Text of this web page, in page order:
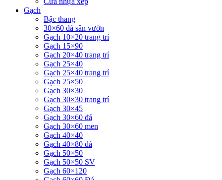
Gạch
Bậc thang
30×60 đá sân vườn
Gạch 10×20 trang trí
Gạch 15×90
Gạch 20×40 trang trí
Gạch 25×40
Gạch 25×40 trang trí
Gạch 25×50
Gạch 30×30
Gạch 30×30 trang trí
Gạch 30×45
Gạch 30×60 đá
Gạch 30×60 men
Gạch 40×40
Gạch 40×80 đá
Gạch 50×50
Gạch 50×50 SV
Gạch 60×120